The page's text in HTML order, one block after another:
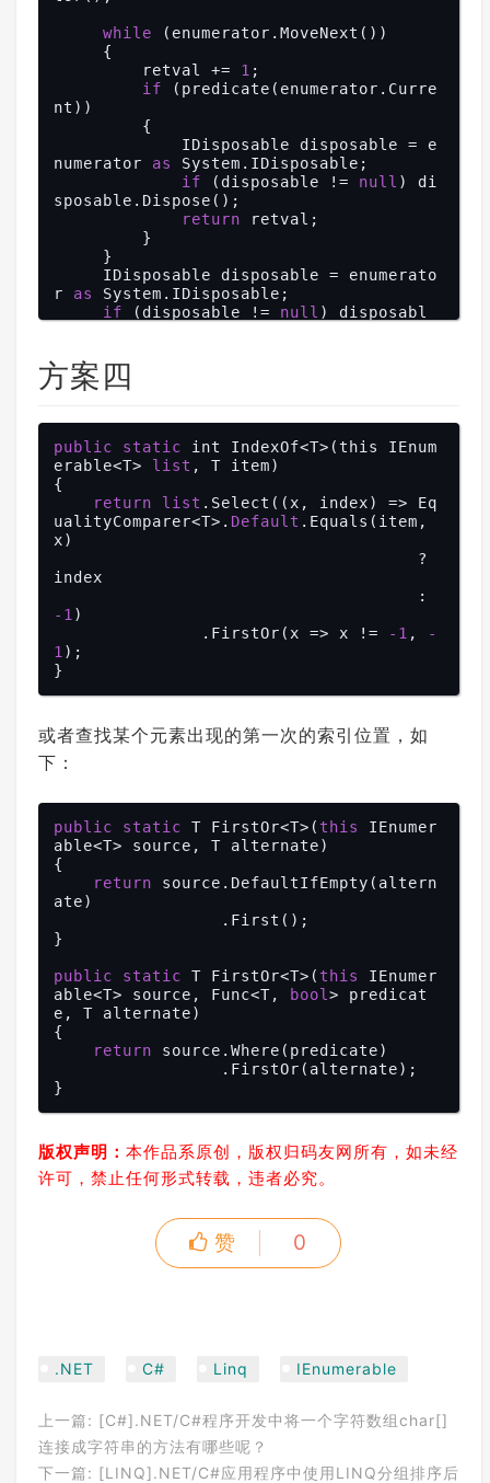
while (enumerator.MoveNext())
         retval +=
1 ;
if (predicate(enumerator.Curre
nt))
numerator as
System.IDisposable;
if (disposable != null ) di
sposable.Dispose();
return retval;
r as
System.IDisposable;
if (disposable != null ) disposabl
方案四
public static int IndexOf<T>(this IEnum
erable<T> list , T item)
{
return
list .Select((x, index) => Eq
ualityComparer<T>. Default .Equals(item,
x)
index
-1 )
               .FirstOr(x => x !=
-1 ,
-
1 );
或者查找某个元素出现的第一次的索引位置，如
下：
public static T FirstOr<T>( this
IEnumer
able<T> source, T alternate)
{
return source.DefaultIfEmpty(altern
ate)
}
public static T FirstOr<T>( this
IEnumer
able<T> source, Func<T,
bool > predicat
e, T alternate)
{
return source.Where(predicate)
版权声明： 本作品系原创，版权归码友网所有，如未经
许可，禁止任何形式转载，违者必究。
赞 0
.NET C# Linq IEnumerable
上一篇: [C#].NET/C#程序开发中将一个字符数组char[]
连接成字符串的方法有哪些呢？
下一篇: [LINQ].NET/C#应用程序中使用LINQ分组排序后